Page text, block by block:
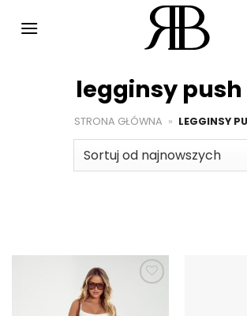
legginsy
STRONA GŁÓWNA » LEGGINSY
ulubionych